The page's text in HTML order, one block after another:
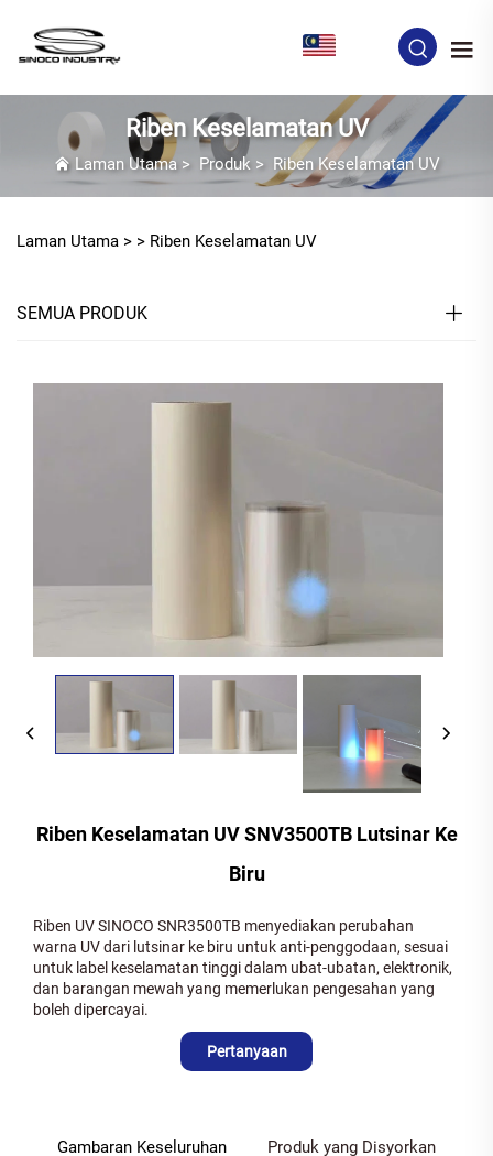
Riben Keselamatan UV
Laman Utama > Produk > Riben Keselamatan UV
Laman Utama > > Riben Keselamatan UV
SEMUA PRODUK
Riben Keselamatan UV SNV3500TB Lutsinar Ke
Biru
Riben UV SINOCO SNR3500TB menyediakan perubahan
warna UV dari lutsinar ke biru untuk anti-penggodaan, sesuai
untuk label keselamatan tinggi dalam ubat-ubatan, elektronik,
dan barangan mewah yang memerlukan pengesahan yang
boleh dipercayai.
Pertanyaan
Gambaran Keseluruhan Produk yang Disyorkan